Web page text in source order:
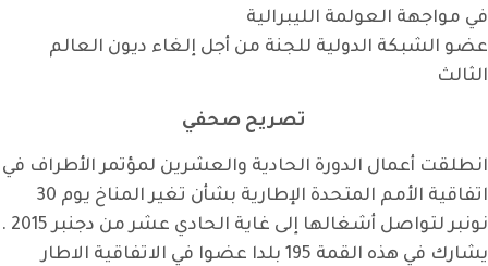
في مواجهة العولمة الليبرالية
عضو الشبكة الدولية للجنة من أجل إلغاء ديون العالم
الثالث
تصريح صحفي
انطلقت أعمال الدورة الحادية والعشرين لمؤتمر الأطراف في
اتفاقية الأمم المتحدة الإطارية بشأن تغير المناخ يوم 30
نونبر لتواصل أشغالها إلى غاية الحادي عشر من دجنبر 2015 .
يشارك في هذه القمة 195 بلدا عضوا في الاتفاقية الاطار